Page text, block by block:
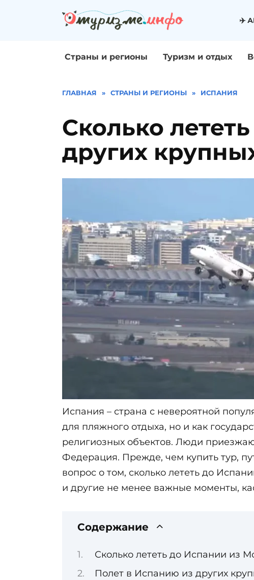
✈️
Страны и регионы Туризм и отдых
ГЛАВНАЯ » СТРАНЫ И РЕГИОНЫ » ИСПАНИЯ
Сколько
других
Испания – страна с невероятной
для пляжного отдыха, но и как
религиозных объектов. Люди
Федерация. Прежде, чем купить тур,
вопрос о том, сколько лететь до
и другие не менее важные моменты,
Содержание
Сколько лететь до Испании из
Полет в Испанию из других